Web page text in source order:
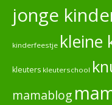
jonge
kinderfeestje kleine
kleuters kleuterschool
mamablog